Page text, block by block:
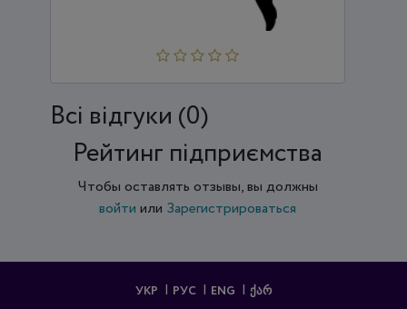
Всi відгуки (0)
Рейтинг підприємства
Чтобы оставлять отзывы, вы должны
войти или Зарегистрироваться
УКР РУС ENG ᲥᲐᲠ